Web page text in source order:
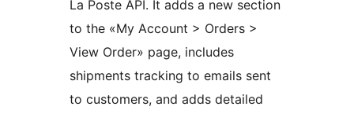
La Poste API. It adds a new section
to the «My Account > Orders >
View Order» page, includes
shipments tracking to emails sent
to customers, and adds detailed